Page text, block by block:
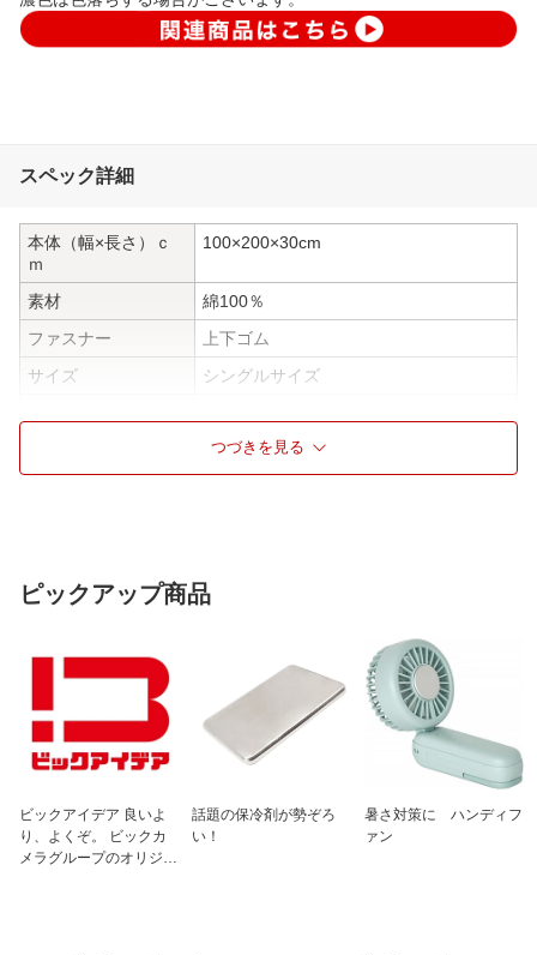
スペック詳細
本体（幅×長さ）ｃ
ｍ
100×200×30cm
素材
綿100％
ファスナー
上下ゴム
サイズ
シングルサイズ
つづきを見る
ピックアップ商品
ビックアイデア 良いよ
り、よくぞ。 ビックカ
メラグループのオリジナ
話題の保冷剤が勢ぞろ
い！
暑さ対策に ハンディフ
ァン